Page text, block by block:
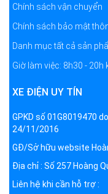
Chính sách vận chuyển
Chính sách bảo mật
Danh mục tất cả sản
Giờ làm việc: 8h30 - 20h
XE ĐIỆN UY TÍN
GPKD số 01G8019470
24/11/2016
GĐ/Sở hữu website
Địa chỉ : Số 257 Hoàng
Liên hệ khi cần hỗ trợ :